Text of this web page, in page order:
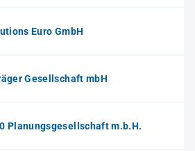
Euro GmbH
Gesellschaft mbH
Planungsgesellschaft m.b.H.